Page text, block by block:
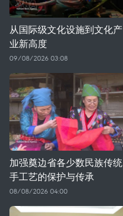
从国际级文化设施到文化产
业新高度
09/08/2026 03:08
加强奠边省各少数民族传统
手工艺的保护与传承
08/08/2026 04:00